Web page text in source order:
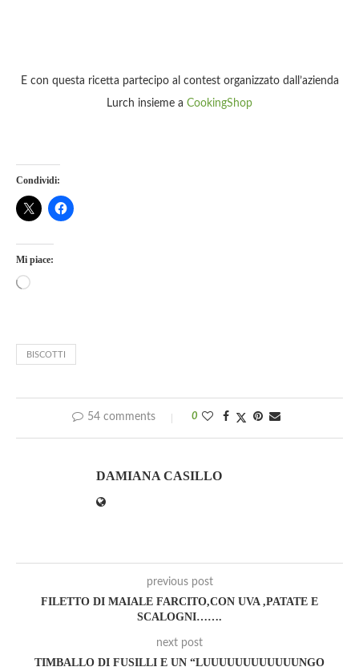
E con questa ricetta partecipo al contest organizzato dall’azienda
Lurch insieme a CookingShop
Condividi:
Mi piace:
BISCOTTI
54 comments 0
DAMIANA CASILLO
previous post
FILETTO DI MAIALE FARCITO,CON UVA ,PATATE E
SCALOGNI…….
next post
TIMBALLO DI FUSILLI E UN “LUUUUUUUUUUUUNGO